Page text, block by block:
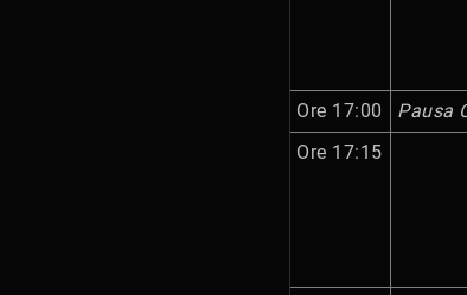
Ore 17:00
Pausa
Ore 17:15